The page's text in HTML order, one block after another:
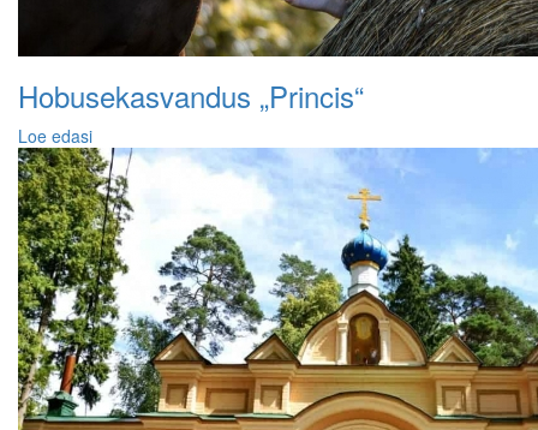
Hobusekasvandus „Princis“
Loe edasi